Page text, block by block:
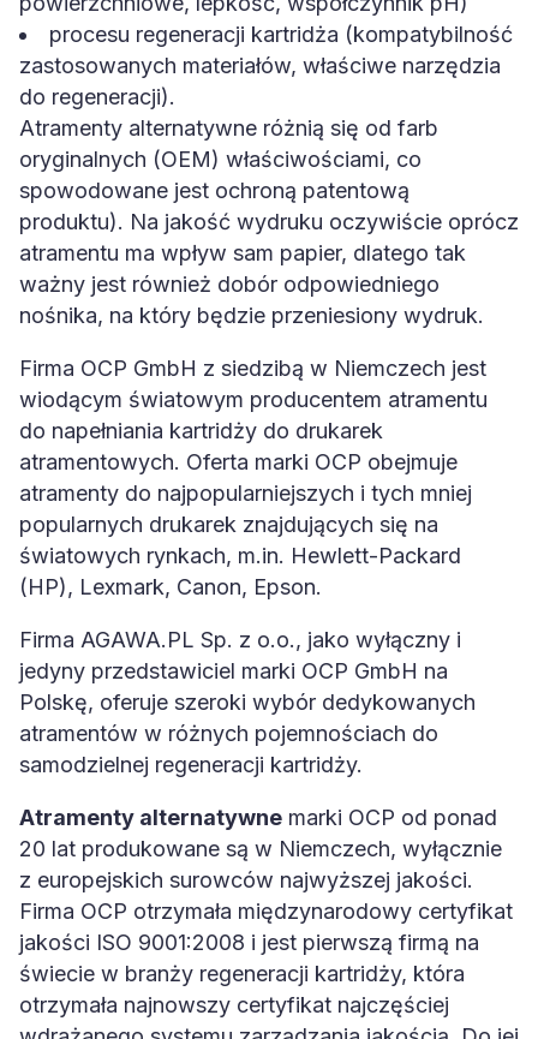
procesu regeneracji kartridża (kompatybilność
zastosowanych materiałów, właściwe narzędzia
do regeneracji).
Atramenty alternatywne różnią się od farb
oryginalnych (OEM) właściwościami, co
spowodowane jest ochroną patentową
produktu). Na jakość wydruku oczywiście oprócz
atramentu ma wpływ sam papier, dlatego tak
ważny jest również dobór odpowiedniego
nośnika, na który będzie przeniesiony wydruk.
wiodącym światowym producentem atramentu
do napełniania kartridży do drukarek
atramentowych. Oferta marki OCP obejmuje
atramenty do najpopularniejszych i tych mniej
popularnych drukarek znajdujących się na
światowych rynkach, m.in. Hewlett-Packard
(HP), Lexmark, Canon, Epson.
jedyny przedstawiciel marki OCP GmbH na
Polskę, oferuje szeroki wybór dedykowanych
atramentów w różnych pojemnościach do
samodzielnej regeneracji kartridży.
20 lat produkowane są w Niemczech, wyłącznie
z europejskich surowców najwyższej jakości.
Firma OCP otrzymała międzynarodowy certyfikat
jakości ISO 9001:2008 i jest pierwszą firmą na
świecie w branży regeneracji kartridży, która
otrzymała najnowszy certyfikat najczęściej
wdrażanego systemu zarządzania jakością. Do jej